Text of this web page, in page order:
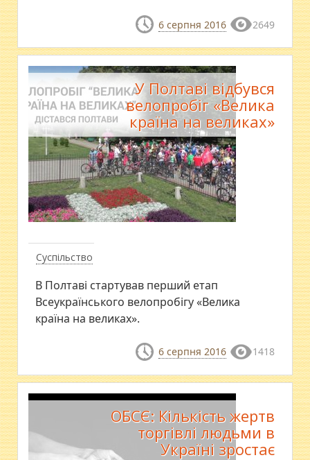
6 серпня 2016 2649
Суспільство
У Полтаві відбувся
велопробіг «Велика
країна на великах»
В Полтаві стартував перший етап
Всеукраїнського велопробігу «Велика
країна на великах».
6 серпня 2016 1418
ОБСЄ: Кількість жертв
торгівлі людьми в
Україні зростає